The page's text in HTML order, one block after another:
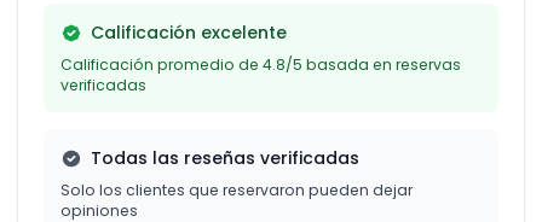
Calificación excelente
Calificación promedio de 4.8/5 basada en reservas
verificadas
Todas las reseñas verificadas
Solo los clientes que reservaron pueden dejar
opiniones